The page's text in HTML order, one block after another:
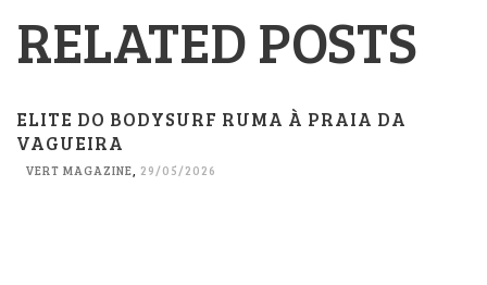
RELATED POSTS
ELITE DO BODYSURF RUMA À PRAIA DA
VAGUEIRA
VERT MAGAZINE 29/05/2026